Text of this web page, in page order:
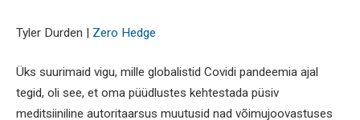
Tyler Durden | Zero Hedge
Üks suurimaid vigu, mille globalistid Covidi pandeemia ajal
tegid, oli see, et oma püüdlustes kehtestada püsiv
meditsiiniline autoritaarsus muutusid nad võimujoovastuses